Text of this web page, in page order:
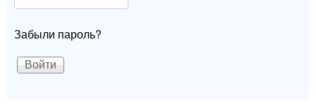
Забыли пароль?